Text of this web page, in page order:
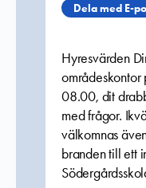
Dela med E-
Hyresvärden
områdeskontor
08.00, dit
med frågor.
välkomnas
branden till ett